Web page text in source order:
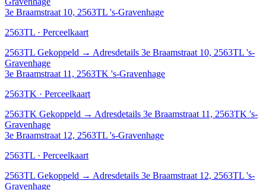
3e Braamstraat 10, 2563TL 's-Gravenhage
2563TL · Perceelkaart
2563TL Gekoppeld → Adresdetails 3e Braamstraat 10, 2563TL 's-
Gravenhage
3e Braamstraat 11, 2563TK 's-Gravenhage
2563TK · Perceelkaart
2563TK Gekoppeld → Adresdetails 3e Braamstraat 11, 2563TK 's-
Gravenhage
3e Braamstraat 12, 2563TL 's-Gravenhage
2563TL · Perceelkaart
2563TL Gekoppeld → Adresdetails 3e Braamstraat 12, 2563TL 's-
Gravenhage